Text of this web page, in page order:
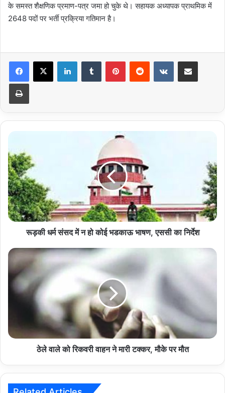
के समस्त शैक्षणिक प्रमाण-पत्र जमा हो चुके थे। सहायक अध्यापक प्राथमिक में
2648 पदों पर भर्ती प्रक्रिया गतिमान है।
LinkedInTumblr PinterestReddit VKontakteShare via Email
Print
रूड़की
संसद
में
न
हो
कोई
भडकाऊ
भाषण,
निर्देश
रूड़की धर्म संसद में न हो कोई भडकाऊ भाषण, एससी का निर्देश
ठेले
वाले
को
वाहन
टक्कर,
मौके
ठेले वाले को रिकवरी वाहन ने मारी टक्कर, मौके पर मौत